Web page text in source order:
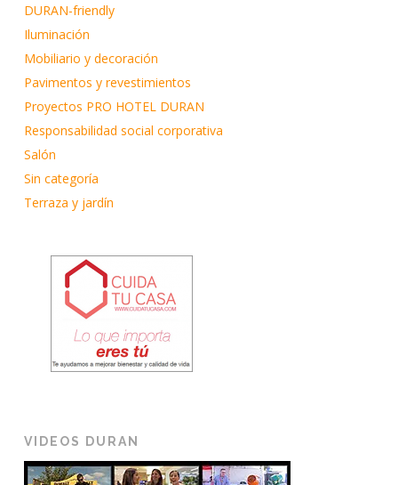
DURAN-friendly
Iluminación
Mobiliario y decoración
Pavimentos y revestimientos
Proyectos PRO HOTEL DURAN
Responsabilidad social corporativa
Salón
Sin categoría
Terraza y jardín
VIDEOS DURAN